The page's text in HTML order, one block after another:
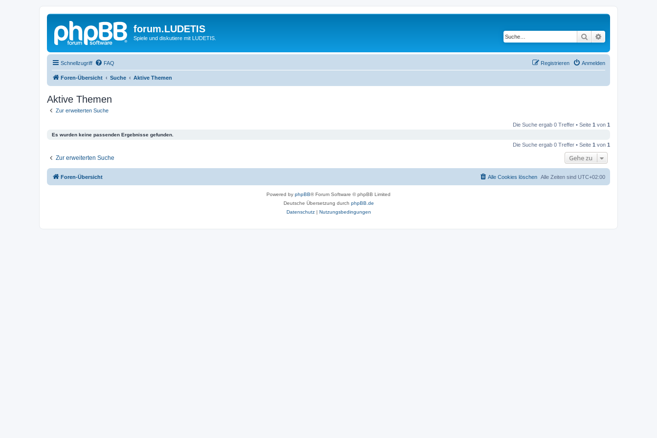
forum.LUDETIS
Spiele und diskutiere mit LUDETIS. Suche
Schnellzugriff FAQ Anmelden
Registrieren
Foren-Übersicht Suche Aktive Themen
Aktive Themen
Zur erweiterten Suche
Die Suche ergab 0 Treffer • Seite 1 von 1
Es wurden keine passenden Ergebnisse gefunden.
Die Suche ergab 0 Treffer • Seite 1 von 1
Zur erweiterten Suche Gehe zu
Foren-Übersicht Alle Zeiten sind UTC+02:00
Alle Cookies löschen
Powered by phpBB® Forum Software © phpBB Limited
Deutsche Übersetzung durch phpBB.de
Datenschutz| Nutzungsbedingungen